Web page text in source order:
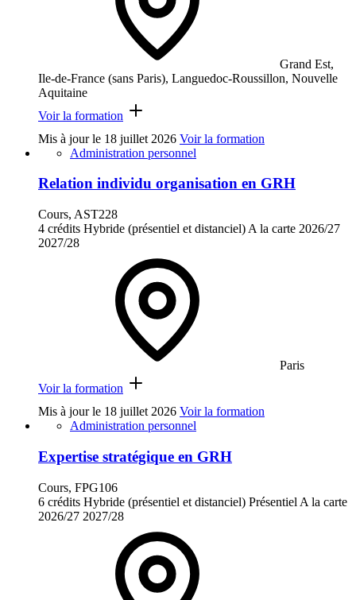
Grand Est,
Ile-de-France (sans Paris), Languedoc-Roussillon, Nouvelle
Aquitaine
Voir la formation
Mis à jour le 18 juillet 2026 Voir la formation
Administration personnel
Relation individu organisation en GRH
Cours, AST228
4 crédits Hybride (présentiel et distanciel) A la carte 2026/27
2027/28
Paris
Voir la formation
Mis à jour le 18 juillet 2026 Voir la formation
Administration personnel
Expertise stratégique en GRH
Cours, FPG106
6 crédits Hybride (présentiel et distanciel) Présentiel A la carte
2026/27 2027/28